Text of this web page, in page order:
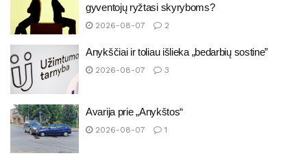
gyventojų ryžtasi skyryboms?
2026-08-07 2
Anykščiai ir toliau išlieka „bedarbių sostine”
2026-08-07 3
Avarija prie „Anykštos“
2026-08-07 1